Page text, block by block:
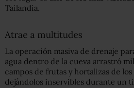
Tailandia.
Atrae a multitudes
La operación masiva de drenaje
agua dentro de la cueva arrastró
campos de frutas y hortalizas de los
dejándolos inservibles durante un